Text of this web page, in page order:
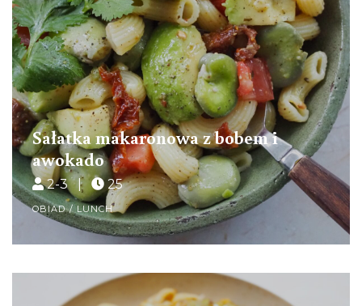
Sałatka makaronowa z bobem i
awokado
2-3 | 25
OBIAD / LUNCH